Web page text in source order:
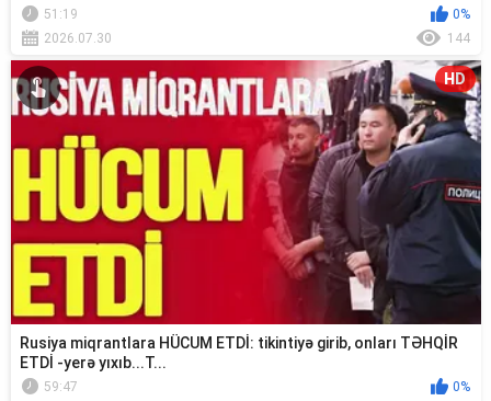
51:19
0%
2026.07.30
144
HD
Rusiya miqrantlara HÜCUM ETDİ: tikintiyə girib, onları TƏHQİR
ETDİ -yerə yıxıb...T...
59:47
0%